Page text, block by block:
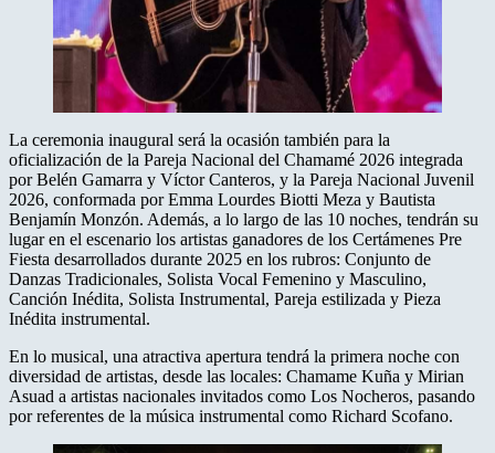
La ceremonia inaugural será la ocasión también para la
oficialización de la Pareja Nacional del Chamamé 2026 integrada
por Belén Gamarra y Víctor Canteros, y la Pareja Nacional Juvenil
2026, conformada por Emma Lourdes Biotti Meza y Bautista
Benjamín Monzón. Además, a lo largo de las 10 noches, tendrán su
lugar en el escenario los artistas ganadores de los Certámenes Pre
Fiesta desarrollados durante 2025 en los rubros: Conjunto de
Danzas Tradicionales, Solista Vocal Femenino y Masculino,
Canción Inédita, Solista Instrumental, Pareja estilizada y Pieza
Inédita instrumental.
En lo musical, una atractiva apertura tendrá la primera noche con
diversidad de artistas, desde las locales: Chamame Kuña y Mirian
Asuad a artistas nacionales invitados como Los Nocheros, pasando
por referentes de la música instrumental como Richard Scofano.